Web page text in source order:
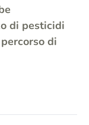
di pesticidi
di